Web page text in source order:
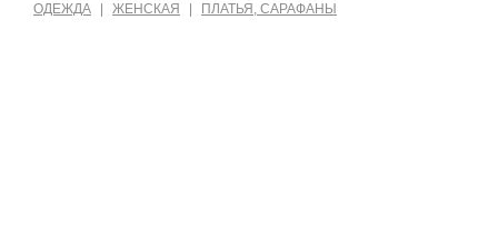
ОДЕЖДА ЖЕНСКАЯ ПЛАТЬЯ, САРАФАНЫ